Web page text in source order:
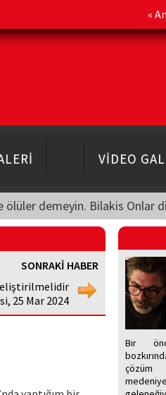
«
VİDEO
ölüler demeyin. Bilakis Onlar
SONRAKİ HABER
25 Mar 2024
Bir
çözüm